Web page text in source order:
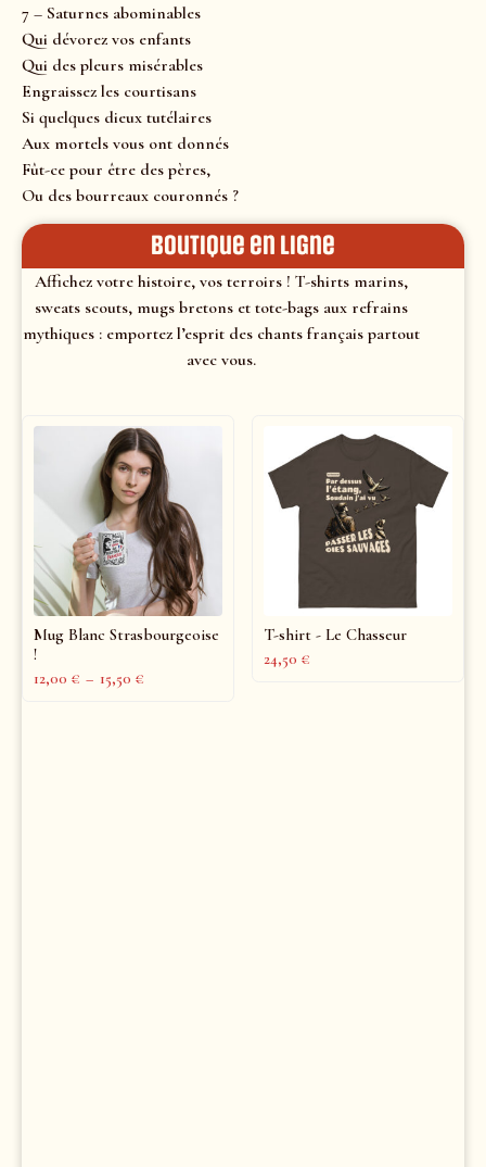
7 – Saturnes abominables
Qui dévorez vos enfants
Qui des pleurs misérables
Engraissez les courtisans
Si quelques dieux tutélaires
Aux mortels vous ont donnés
Fût-ce pour être des pères,
Ou des bourreaux couronnés ?
Boutique en ligne
Affichez votre histoire, vos terroirs ! T-shirts marins,
sweats scouts, mugs bretons et tote-bags aux refrains
mythiques : emportez l’esprit des chants français partout
avec vous.
Mug Blanc Strasbourgeoise
!
12,00 € – 15,50 €
T-shirt - Le Chasseur
24,50 €